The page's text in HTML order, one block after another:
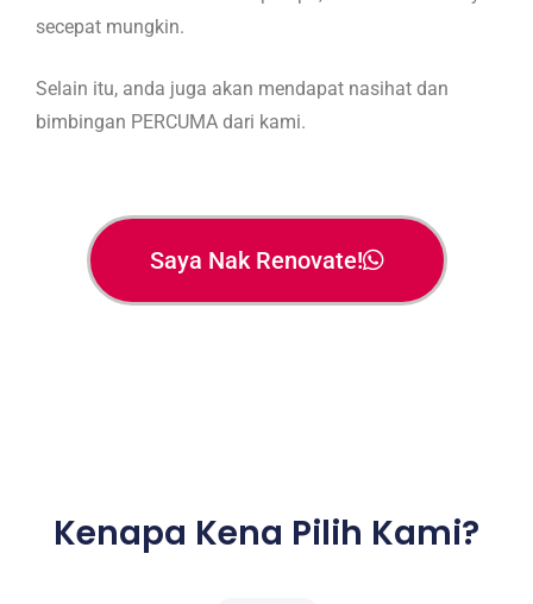
secepat mungkin.
Selain itu, anda juga akan mendapat nasihat dan
bimbingan PERCUMA dari kami.
Saya Nak Renovate!
Kenapa Kena Pilih Kami?